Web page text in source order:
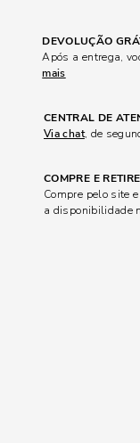
DEVOLUÇÃO
Após a entrega,
mais
CENTRAL DE
Via chat, de
COMPRE E
Compre pelo site
a disponibilidade